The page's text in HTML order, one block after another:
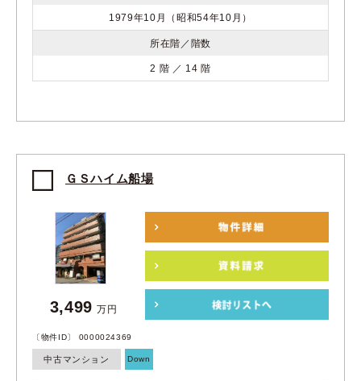
1979年10月（昭和54年10月）
所在階／階数
2 階 ／ 14 階
ＧＳハイム船場
〔物件ID〕 0000024369
中古マンション Down
3,499 万円